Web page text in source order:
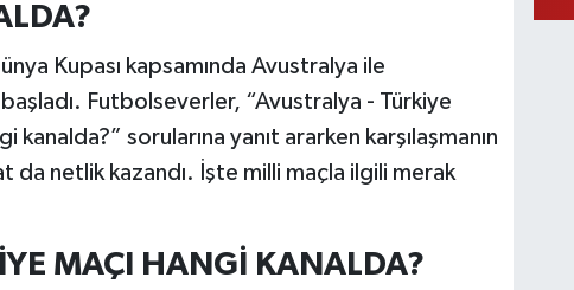
Kupası kapsamında Avustralya ile
Futbolseverler, “Avustralya - Türkiye
kanalda?” sorularına yanıt ararken karşılaşmanın
da netlik kazandı. İşte milli maçla ilgili merak
MAÇI HANGİ KANALDA?